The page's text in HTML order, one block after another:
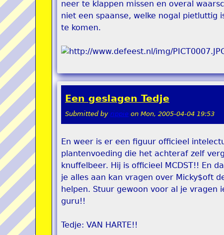
neer te klappen missen en overal
niet een spaanse, welke nogal pietluttig
te komen.
Een geslagen Tedje
Submitted by rippie on Mon, 2005-04-04 19:53
En weer is er een figuur officieel
plantenvoeding die het achteraf zelf
knuffelbeer. Hij is officieel MCDST!! En
je alles aan kan vragen over Micky$oft
helpen. Stuur gewoon voor al je vragen
guru!!
Tedje: VAN HARTE!!